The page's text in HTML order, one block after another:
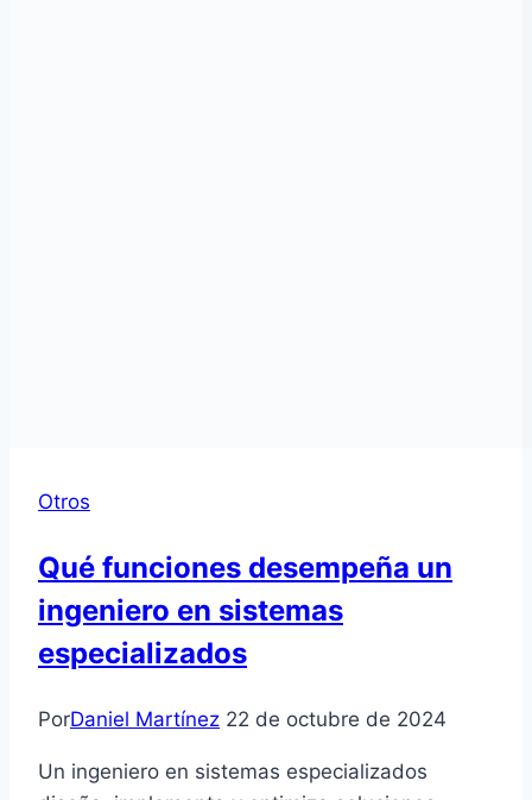
Otros
Qué funciones desempeña un
ingeniero en sistemas
especializados
PorDaniel Martínez 22 de octubre de 2024
Un ingeniero en sistemas especializados